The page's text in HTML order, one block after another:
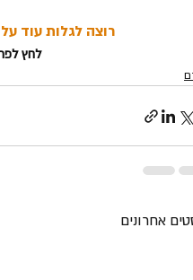
רוצה לגלות עוד
לחץ
אחרונים